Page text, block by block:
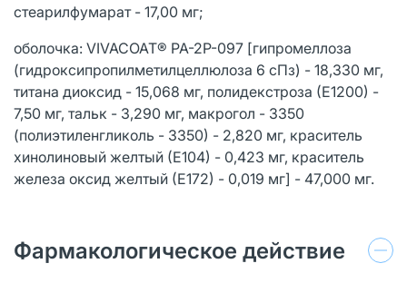
стеарилфумарат - 17,00 мг;
оболочка: VIVACOAT® РА-2Р-097 [гипромеллоза
(гидроксипропилметилцеллюлоза 6 сПз) - 18,330 мг,
титана диоксид - 15,068 мг, полидекстроза (Е1200) -
7,50 мг, тальк - 3,290 мг, макрогол - 3350
(полиэтиленгликоль - 3350) - 2,820 мг, краситель
хинолиновый желтый (Е104) - 0,423 мг, краситель
железа оксид желтый (Е172) - 0,019 мг] - 47,000 мг.
Фармакологическое действие